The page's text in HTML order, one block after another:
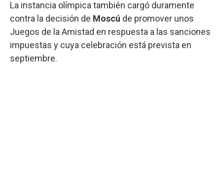
La instancia olímpica también cargó duramente
contra la decisión de Moscú de promover unos
Juegos de la Amistad en respuesta a las sanciones
impuestas y cuya celebración está prevista en
septiembre.